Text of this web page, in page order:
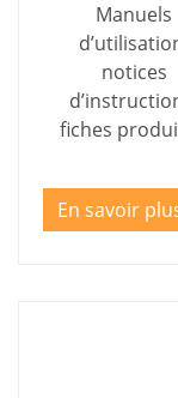
Manuels
notices
fiches
En savoir